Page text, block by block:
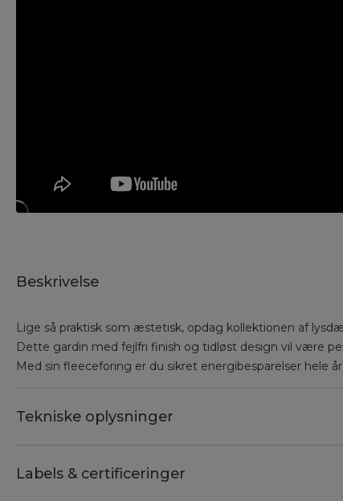
Beskrivelse
Lige så praktisk som æstetisk, opdag kollektionen af
Dette gardin med fejlfri finish og tidløst design vil være
Med sin fleeceforing er du sikret energibesparelser hele
Tekniske oplysninger
Labels & certificeringer